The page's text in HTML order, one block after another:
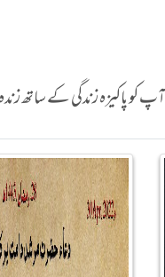
کو پاکیزہ زندگی کے ساتھ